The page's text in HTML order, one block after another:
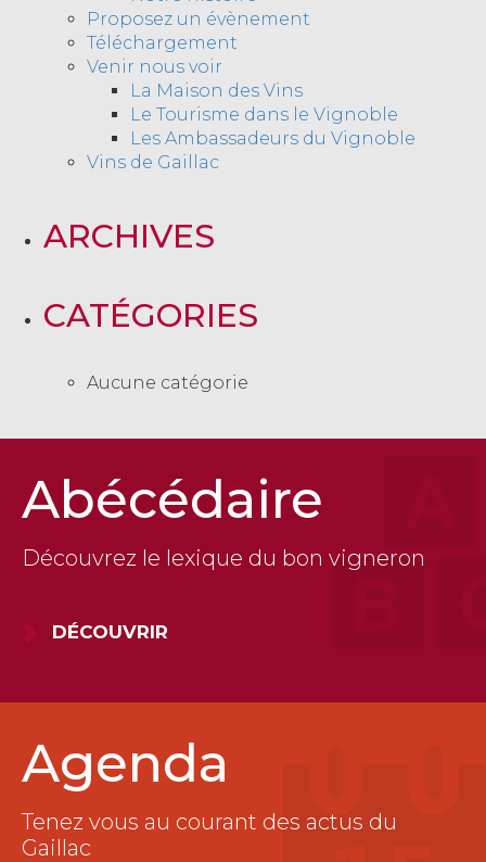
Proposez un évènement
Téléchargement
Venir nous voir
La Maison des Vins
Le Tourisme dans le Vignoble
Les Ambassadeurs du Vignoble
Vins de Gaillac
ARCHIVES
CATÉGORIES
Aucune catégorie
Abécédaire
Découvrez le lexique du bon vigneron
DÉCOUVRIR
Agenda
Tenez vous au courant des actus du
Gaillac